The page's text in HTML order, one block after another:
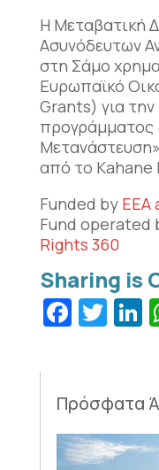
Η Μεταβατική
Ασυνόδευτων
στη Σάμο
Ευρωπαϊκό
Grants) για
προγράμματος
από το Kahane
Funded by EEA
Fund operated
Rights 360
Πρόσφατα